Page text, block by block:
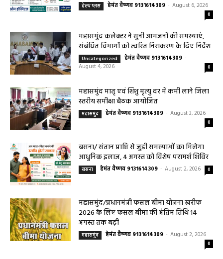
हेल्थ प्लस हेमंत वैष्णव 9131614309 - August 6, 2026
0
महासमुंद कलेक्टर ने सुनी आमजनों की समस्याएं,
संबंधित विभागों को त्वरित निराकरण के दिए निर्देश
Uncategorized हेमंत वैष्णव 9131614309 -
August 4, 2026
0
महासमुंद मातृ एवं शिशु मृत्यु दर में कमी लाने जिला
स्तरीय समीक्षा बैठक आयोजित
महासमुंद हेमंत वैष्णव 9131614309 - August 3, 2026
0
बसना/ संतान प्राप्ति से जुड़ी समस्याओं का मिलेगा
आधुनिक इलाज, 4 अगस्त को विशेष परामर्श शिविर
बसना हेमंत वैष्णव 9131614309 - August 2, 2026 0
महासमुंद/प्रधानमंत्री फसल बीमा योजना खरीफ
2026 के लिए फसल बीमा की अंतिम तिथि 14
अगस्त तक बढ़ी
महासमुंद हेमंत वैष्णव 9131614309 - August 2, 2026
0